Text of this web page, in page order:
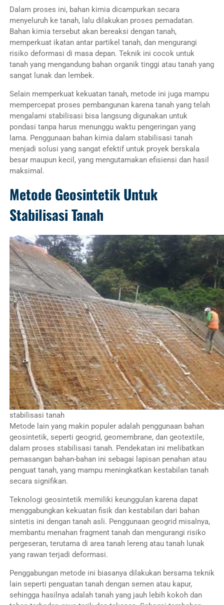
Dalam proses ini, bahan kimia dicampurkan secara
menyeluruh ke tanah, lalu dilakukan proses pemadatan.
Bahan kimia tersebut akan bereaksi dengan tanah,
memperkuat ikatan antar partikel tanah, dan mengurangi
risiko deformasi di masa depan. Teknik ini cocok untuk
tanah yang mengandung bahan organik tinggi atau tanah yang
sangat lunak dan lembek.
Selain memperkuat kekuatan tanah, metode ini juga mampu
mempercepat proses pembangunan karena tanah yang telah
mengalami stabilisasi bisa langsung digunakan untuk
pondasi tanpa harus menunggu waktu pengeringan yang
lama. Penggunaan bahan kimia dalam stabilisasi tanah
menjadi solusi yang sangat efektif untuk proyek berskala
besar maupun kecil, yang mengutamakan efisiensi dan hasil
maksimal.
Metode Geosintetik Untuk
Stabilisasi Tanah
stabilisasi tanah
Metode lain yang makin populer adalah penggunaan bahan
geosintetik, seperti geogrid, geomembrane, dan geotextile,
dalam proses stabilisasi tanah. Pendekatan ini melibatkan
pemasangan bahan-bahan ini sebagai lapisan penahan atau
penguat tanah, yang mampu meningkatkan kestabilan tanah
secara signifikan.
Teknologi geosintetik memiliki keunggulan karena dapat
menggabungkan kekuatan fisik dan kestabilan dari bahan
sintetis ini dengan tanah asli. Penggunaan geogrid misalnya,
membantu menahan fragment tanah dan mengurangi risiko
pergeseran, terutama di area tanah lereng atau tanah lunak
yang rawan terjadi deformasi.
Penggabungan metode ini biasanya dilakukan bersama teknik
lain seperti penguatan tanah dengan semen atau kapur,
sehingga hasilnya adalah tanah yang jauh lebih kokoh dan